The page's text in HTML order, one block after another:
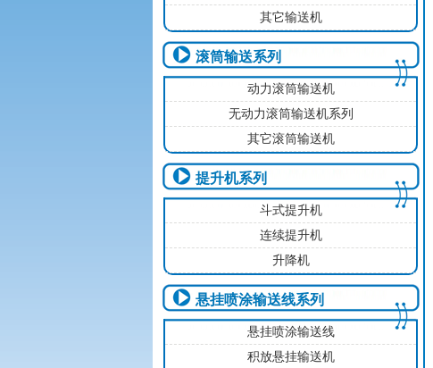
其它输送机
滚筒输送系列
动力滚筒输送机
无动力滚筒输送机系列
其它滚筒输送机
提升机系列
斗式提升机
连续提升机
升降机
悬挂喷涂输送线系列
悬挂喷涂输送线
积放悬挂输送机